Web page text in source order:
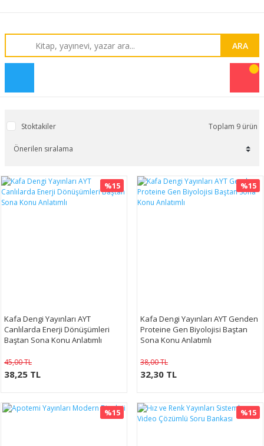
ARA
Stoktakiler Toplam 9 ürün
%15
Kafa Dengi Yayınları AYT
Canlılarda Enerji Dönüşümleri
Baştan Sona Konu Anlatımlı
45,00 TL
38,25 TL
%15
​Kafa Dengi Yayınları AYT Genden
Proteine Gen Biyolojisi Baştan
Sona Konu Anlatımlı
38,00 TL
32,30 TL
%15 %15